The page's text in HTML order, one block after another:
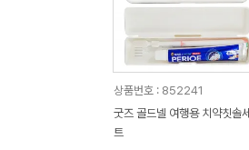
상품번호 : 852241
굿즈 골드넬 여행용 치약칫솔세
트